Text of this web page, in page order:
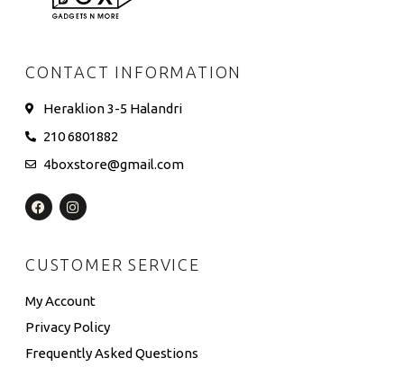
CONTACT INFORMATION
Heraklion 3-5 Halandri
210 6801882
4boxstore@gmail.com
CUSTOMER SERVICE
My Account
Privacy Policy
Frequently Asked Questions